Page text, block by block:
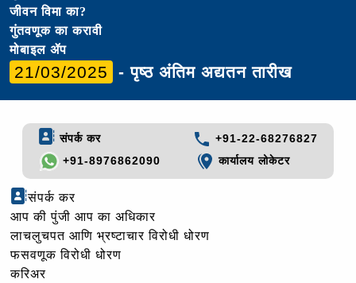
जीवन विमा का?
गुंतवणूक का करावी
मोबाइल ॲप
21/03/2025 - पृष्ठ अंतिम अद्यतन तारीख
संपर्क कर
+91-22-68276827
+91-8976862090
कार्यालय लोकेटर
संपर्क कर
आप की पुंजी आप का अधिकार
लाचलुचपत आणि भ्रष्टाचार विरोधी धोरण
फसवणूक विरोधी धोरण
करिअर